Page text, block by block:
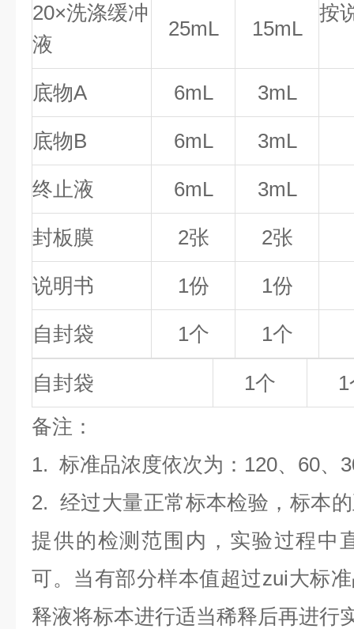
20×洗涤缓冲
液
25mL 15mL
按
底物A 6mL 3mL
底物B 6mL 3mL
终止液 6mL 3mL
封板膜 2张 2张
说明书 1份 1份
自封袋 1个 1个
自封袋 1个
备注 ：
1. 标准品浓度依次为：120、60、
2. 经过大量正常标本检验，标本
提供的检测范围内，实验过程中
可。当有部分样本值超过zui大标
释液将标本进行适当稀释后再进行